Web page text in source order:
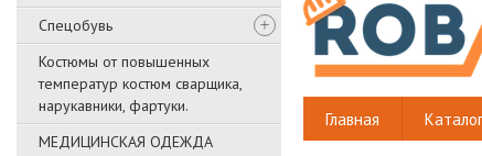
Спецобувь
Костюмы от повышенных
температур костюм сварщика,
нарукавники, фартуки.
МЕДИЦИНСКАЯ ОДЕЖДА
Главная Каталог